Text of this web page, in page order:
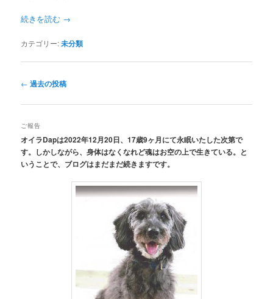
続きを読む →
カテゴリー:未分類
投
ナ
ー
シ
ョ
← 過去の投稿
ご報告
オイラDapは2022年12月20日、17歳9ヶ月にて永眠いたした次第で
す。しかしながら、身体はなくなれど魂はお空の上で生きている。と
いうことで、ブログはまだまだ続きますです。